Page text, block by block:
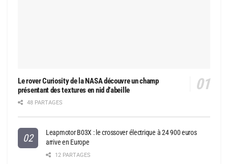
Le rover Curiosity de la NASA découvre un champ
présentant des textures en nid d’abeille
48 PARTAGES
Leapmotor B03X : le crossover électrique à 24 900 euros
arrive en Europe
12 PARTAGES